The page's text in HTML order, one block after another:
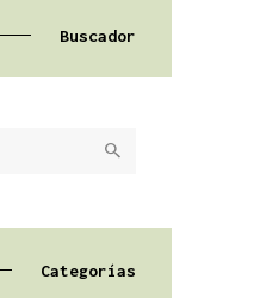
Buscador
Categorías